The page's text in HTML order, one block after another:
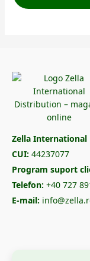
Zella International
CUI: 44237077
Program suport
Telefon: +40 727
E-mail: